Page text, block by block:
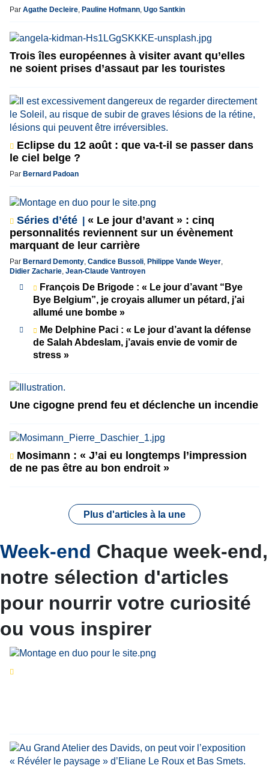
Par Agathe Decleire, Pauline Hofmann, Ugo Santkin
Trois îles européennes à visiter avant qu’elles
ne soient prises d’assaut par les touristes
Eclipse du 12 août : que va-t-il se passer dans
le ciel belge ?
Par Bernard Padoan
Séries d’été
« Le jour d’avant » : cinq
personnalités reviennent sur un évènement
marquant de leur carrière
Par Bernard Demonty, Candice Bussoli, Philippe Vande Weyer,
Didier Zacharie, Jean-Claude Vantroyen
François De Brigode : « Le jour d’avant “Bye
Bye Belgium”, je croyais allumer un pétard, j’ai
allumé une bombe »
Me Delphine Paci : « Le jour d’avant la défense
de Salah Abdeslam, j’avais envie de vomir de
stress »
Une cigogne prend feu et déclenche un incendie
Mosimann : « J’ai eu longtemps l’impression
de ne pas être au bon endroit »
Plus d'articles à la une
Week-end Chaque week-end,
notre sélection d'articles
pour nourrir votre curiosité
ou vous inspirer